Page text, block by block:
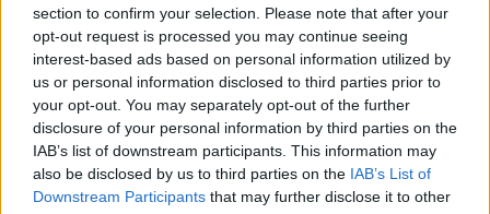
section to confirm your selection. Please note that after your
opt-out request is processed you may continue seeing
interest-based ads based on personal information utilized by
us or personal information disclosed to third parties prior to
your opt-out. You may separately opt-out of the further
disclosure of your personal information by third parties on the
IAB’s list of downstream participants. This information may
also be disclosed by us to third parties on the IAB’s List of
Downstream Participants that may further disclose it to other
kezdődik a területen
A zárvatartás mögött egy 465 millió forintos támogatásból
finanszírozott komplex turisztikai fejlesztés kivitelezése áll,
mely várhatóan éppen a nyári
L Lapszemle 2026. 02. 15.